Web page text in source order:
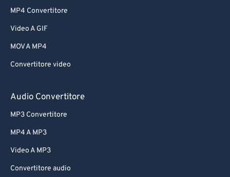
MP4 Convertitore
Video A GIF
MOV A MP4
Convertitore video
Audio Convertitore
MP3 Convertitore
MP4 A MP3
Video A MP3
Convertitore audio